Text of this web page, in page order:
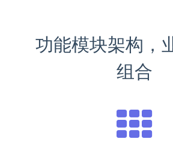
功能模块架构，
组合